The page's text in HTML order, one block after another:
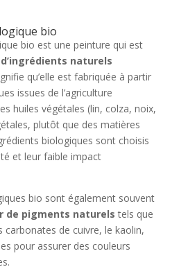
bio
bio est une peinture qui est
naturels
qu’elle est fabriquée à partir
issues de l’agriculture
huiles végétales (lin, colza, noix,
plutôt que des matières
biologiques sont choisis
et leur faible impact
bio sont également souvent
de pigments naturels tels que
carbonates de cuivre, le kaolin,
pour assurer des couleurs